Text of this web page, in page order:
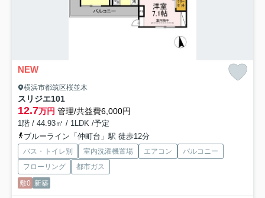
NEW
横浜市都筑区桜並木
スリジエ101
12.7万円 管理/共益費6,000円
1階 / 44.93㎡ / 1LDK /予定
ブルーライン「仲町台」駅 徒歩12分
バス・トイレ別 室内洗濯機置場 エアコン
バルコニー
フローリング
都市ガス
敷0 新築